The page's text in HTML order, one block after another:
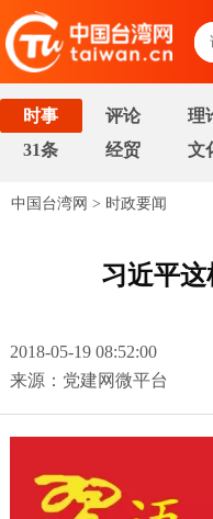
时事 评论 理
31条
经贸 文
中国台湾网 > 时政要闻
习近平
2018-05-19 08:52:00
来源：党建网微平台